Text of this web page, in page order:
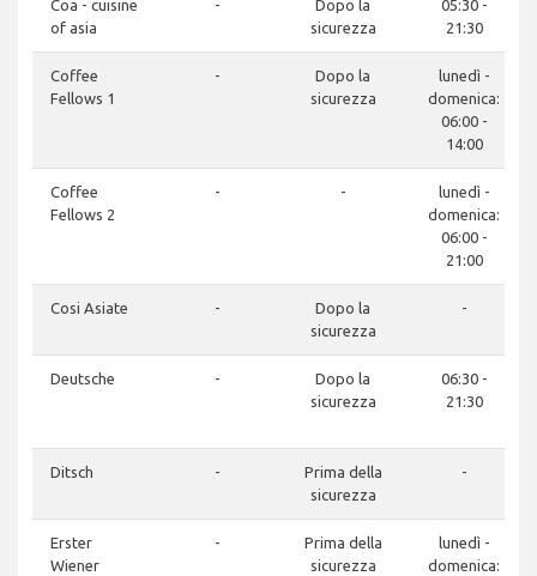
Coa - cuisine
of asia
-
Dopo la
sicurezza
05:30 -
21:30
Coffee
Fellows 1
-
Dopo la
sicurezza
lunedì -
domenica:
06:00 -
14:00
Coffee
Fellows 2
- -
lunedì -
domenica:
06:00 -
21:00
Cosi Asiate -
Dopo la
sicurezza
-
Deutsche -
Dopo la
sicurezza
06:30 -
21:30
Ditsch -
Prima della
sicurezza
-
Erster
Wiener
-
Prima della
sicurezza
lunedì -
domenica: